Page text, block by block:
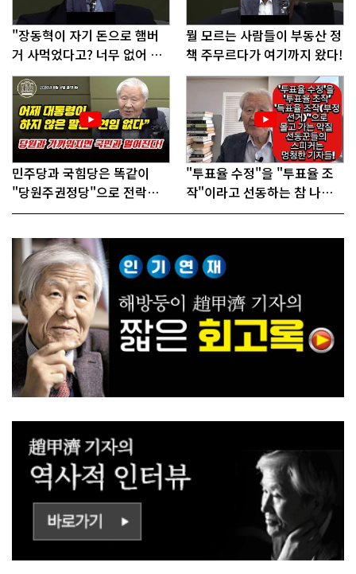
"장동혁이 자기 돈으로 햄버
거 사먹었다고? 너무 없어 보
인다"
뭘 모르는 사람들이 부동산 정
책 주무르다가 여기까지 왔다!
민주당과 국힘당은 똑같이
"당원주권정당"으로 전락했
다!
"투표율 수정"을 "투표율 조
작"이라고 선동하는 참 나쁜
사람들!